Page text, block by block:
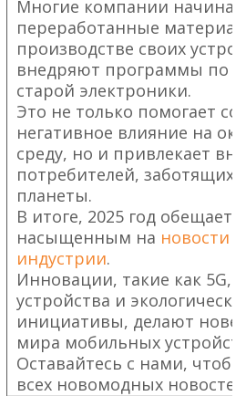
Многие компании
переработанные
производстве своих
внедряют программы по
старой электроники.
Это не только помогает
негативное влияние на
среду, но и привлекает
потребителей,
планеты.
В итоге, 2025 год обещает
насыщенным на новости
индустрии.
Инновации, такие как 5G,
устройства и
инициативы, делают
мира мобильных
Оставайтесь с нами,
всех новомодных